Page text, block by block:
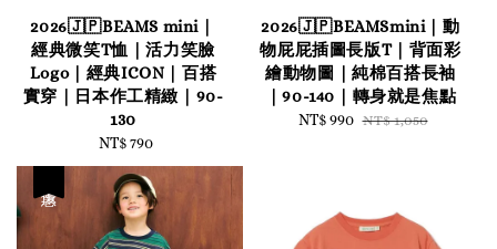
2026🇯🇵BEAMS mini｜
經典微笑T恤｜活力笑臉
Logo｜經典ICON｜百搭
實穿｜日本作工精緻｜90-
130
Regular
price
NT$ 790
2026🇯🇵BEAMSmini｜動
物屁屁插圖長版T｜背面彩
繪動物圖｜純棉百搭長袖
｜90-140｜轉身就是焦點
Sale
NT$ 990 Regular
NT$ 1,050